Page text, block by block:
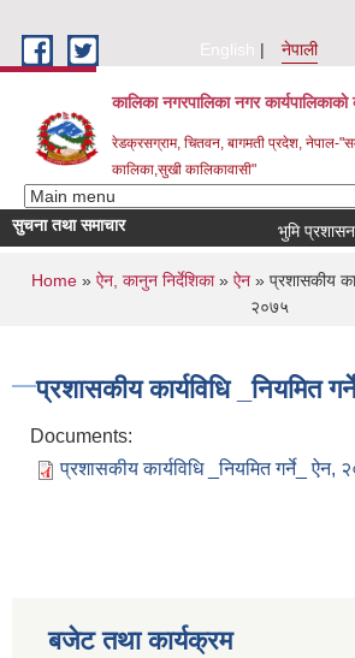
English
नेपाली
कालिका नगरपालिका नगर कार्यपालिकाकाे
रेडक्रसग्राम, चितवन, बागमती प्रदेश, नेपाल-
कालिका,सुखी कालिकावासी"
सुचना तथा समाचार भुमि प्रशासन
You are here
Home» ऐन, कानुन निर्देशिका» ऐन » प्रशासकीय
२०७५
प्रशासकीय कार्यविधि _नियमित
Documents:
प्रशासकीय कार्यविधि _नियमित गर्ने_ ऐन,
बजेट तथा कार्यक्रम